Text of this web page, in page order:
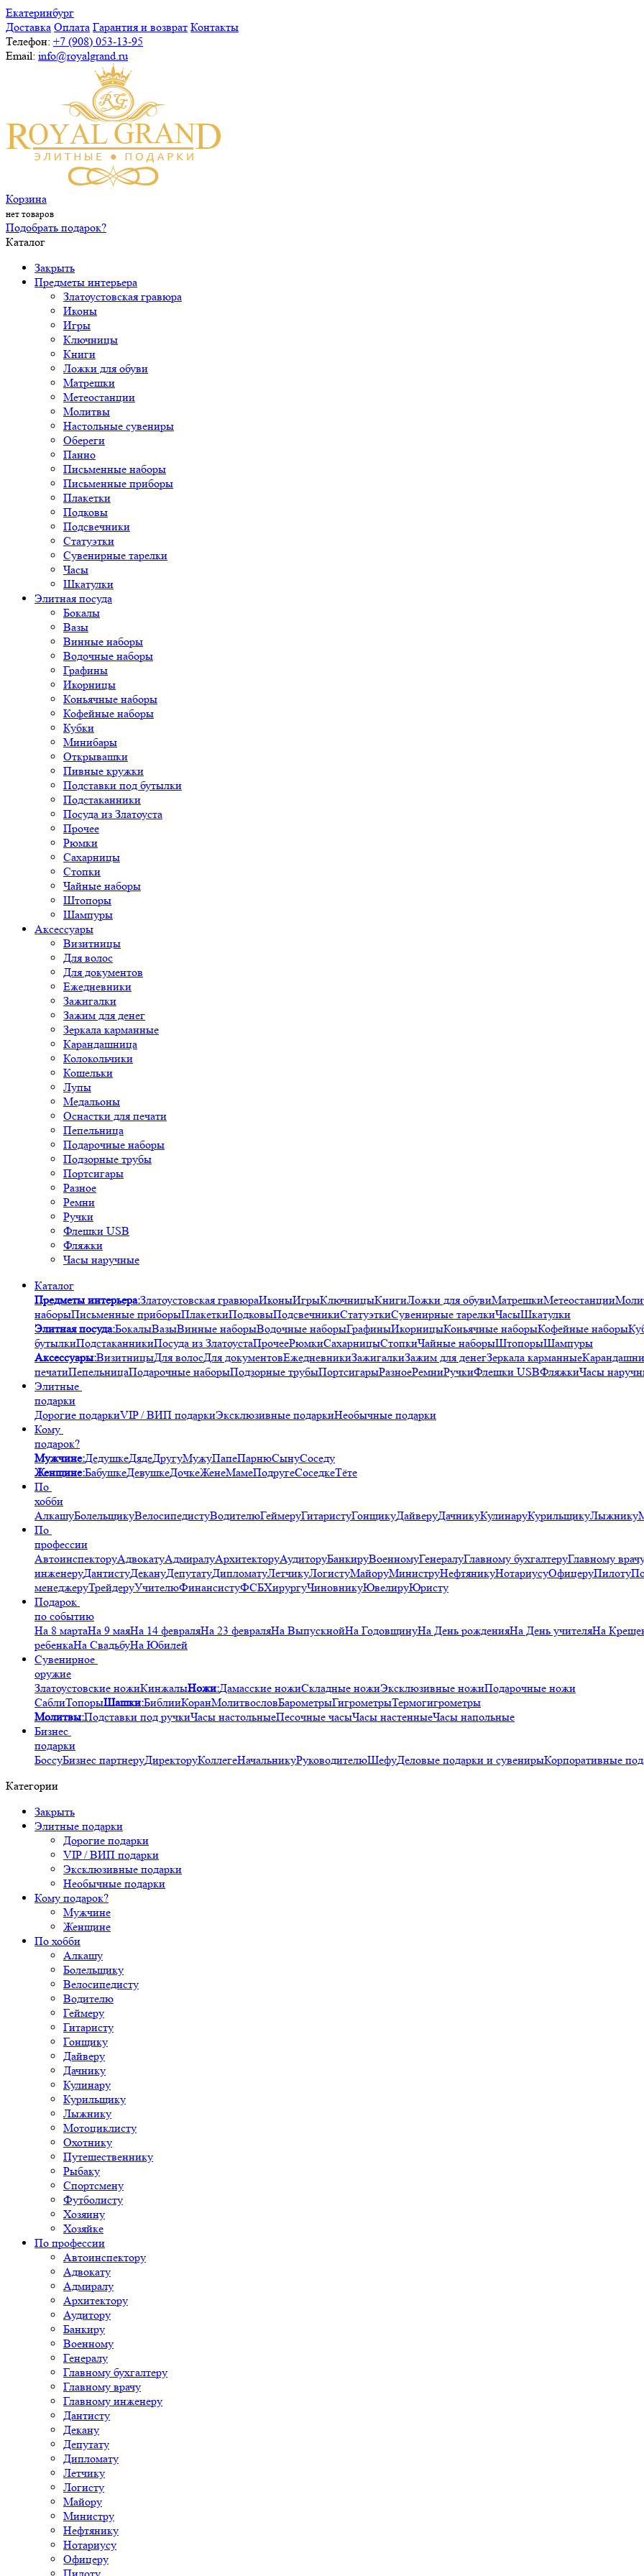
Екатеринбург
Доставка Оплата Гарантия и возврат Контакты
Телефон: +7 (908) 053-13-95
Email: info@royalgrand.ru
Корзина
нет товаров
Подобрать подарок?
Каталог
Закрыть
Предметы интерьера
Златоустовская гравюра
Иконы
Игры
Ключницы
Книги
Ложки для обуви
Матрешки
Метеостанции
Молитвы
Настольные сувениры
Обереги
Панно
Письменные наборы
Письменные приборы
Плакетки
Подковы
Подсвечники
Статуэтки
Сувенирные тарелки
Часы
Шкатулки
Элитная посуда
Бокалы
Вазы
Винные наборы
Водочные наборы
Графины
Икорницы
Коньячные наборы
Кофейные наборы
Кубки
Минибары
Открывашки
Пивные кружки
Подставки под бутылки
Подстаканники
Посуда из Златоуста
Прочее
Рюмки
Сахарницы
Стопки
Чайные наборы
Штопоры
Шампуры
Аксессуары
Визитницы
Для волос
Для документов
Ежедневники
Зажигалки
Зажим для денег
Зеркала карманные
Карандашница
Колокольчики
Кошельки
Лупы
Медальоны
Оснастки для печати
Пепельница
Подарочные наборы
Подзорные трубы
Портсигары
Разное
Ремни
Ручки
Флешки USB
Фляжки
Часы наручные
Каталог
Предметы интерьера:Златоустовская гравюраИконыИгрыКлючницыКнигиЛожки для обувиМатрешкиМетеостанции
наборыПисьменные приборыПлакеткиПодковыПодсвечникиСтатуэткиСувенирные тарелкиЧасыШкатулки
Элитная посуда:БокалыВазыВинные наборыВодочные наборыГрафиныИкорницыКоньячные наборыКофейные наборы
бутылкиПодстаканникиПосуда из ЗлатоустаПрочееРюмкиСахарницыСтопкиЧайные наборыШтопорыШампуры
Аксессуары:ВизитницыДля волосДля документовЕжедневникиЗажигалкиЗажим для денегЗеркала карманные
печатиПепельницаПодарочные наборыПодзорные трубыПортсигарыРазноеРемниРучкиФлешки USBФляжкиЧасы
Элитные
подарки
Дорогие подаркиVIP / ВИП подаркиЭксклюзивные подаркиНеобычные подарки
Кому
подарок?
Мужчине:ДедушкеДядеДругуМужуПапеПарнюСынуСоседу
Женщине:БабушкеДевушкеДочкеЖенеМамеПодругеСоседкеТёте
По
хобби
АлкашуБолельщикуВелосипедистуВодителюГеймеруГитаристуГонщикуДайверуДачникуКулинаруКурильщикуЛыжнику
По
профессии
АвтоинспекторуАдвокатуАдмиралуАрхитекторуАудиторуБанкируВоенномуГенералуГлавному бухгалтеруГлавному
инженеруДантистуДекануДепутатуДипломатуЛетчикуЛогистуМайоруМиниструНефтяникуНотариусуОфицеруПилоту
менеджеруТрейдеруУчителюФинансистуФСБХирургуЧиновникуЮвелируЮристу
Подарок
по событию
На 8 мартаНа 9 маяНа 14 февраляНа 23 февраляНа ВыпускнойНа ГодовщинуНа День рожденияНа День учителяНа
ребенкаНа СвадьбуНа Юбилей
Сувенирное
оружие
Златоустовские ножиКинжалыНожи:Дамасские ножиСкладные ножиЭксклюзивные ножиПодарочные ножи
СаблиТопорыШашки:БиблииКоранМолитвословБарометрыГигрометрыТермогигрометры
Молитвы:Подставки под ручкиЧасы настольныеПесочные часыЧасы настенныеЧасы напольные
Бизнес
подарки
БоссуБизнес партнеруДиректоруКоллегеНачальникуРуководителюШефуДеловые подарки и сувенирыКорпоративные
Категории
Закрыть
Элитные подарки
Дорогие подарки
VIP / ВИП подарки
Эксклюзивные подарки
Необычные подарки
Кому подарок?
Мужчине
Женщине
По хобби
Алкашу
Болельщику
Велосипедисту
Водителю
Геймеру
Гитаристу
Гонщику
Дайверу
Дачнику
Кулинару
Курильщику
Лыжнику
Мотоциклисту
Охотнику
Путешественнику
Рыбаку
Спортсмену
Футболисту
Хозяину
Хозяйке
По профессии
Автоинспектору
Адвокату
Адмиралу
Архитектору
Аудитору
Банкиру
Военному
Генералу
Главному бухгалтеру
Главному врачу
Главному инженеру
Дантисту
Декану
Депутату
Дипломату
Летчику
Логисту
Майору
Министру
Нефтянику
Нотариусу
Офицеру